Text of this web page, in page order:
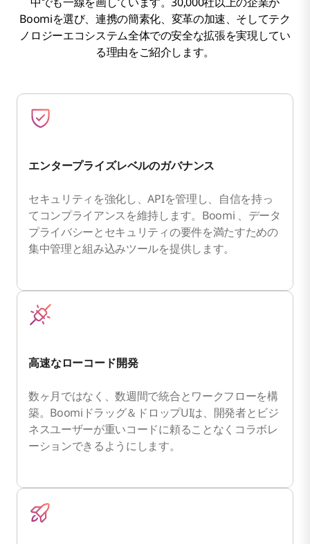
Boomiを選び、連携の簡素化、変革の加速、そしてテク
ノロジーエコシステム全体での安全な拡張を実現してい
る理由をご紹介します。
エンタープライズレベルのガバナンス
セキュリティを強化し、APIを管理し、自信を持っ
てコンプライアンスを維持します。Boomi 、データ
プライバシーとセキュリティの要件を満たすための
集中管理と組み込みツールを提供します。
高速なローコード開発
数ヶ月ではなく、数週間で統合とワークフローを構
築。Boomiドラッグ＆ドロップUIは、開発者とビジ
ネスユーザーが重いコードに頼ることなくコラボレ
ーションできるようにします。